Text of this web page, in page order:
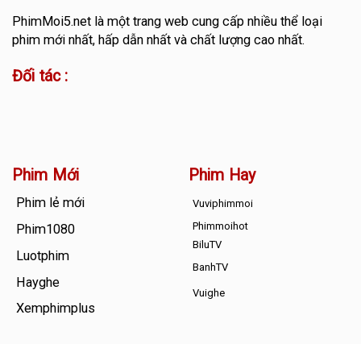
PhimMoi5.netlà một trang web cung cấp nhiều thể loại
phim mới nhất, hấp dẫn nhất và chất lượng cao nhất.
Đối tác :
Phim Mới
Phim lẻ mới
Phim1080
Luotphim
Hayghe
Xemphimplus
Phim Hay
Vuviphimmoi
Phimmoihot
BiluTV
BanhTV
Vuighe